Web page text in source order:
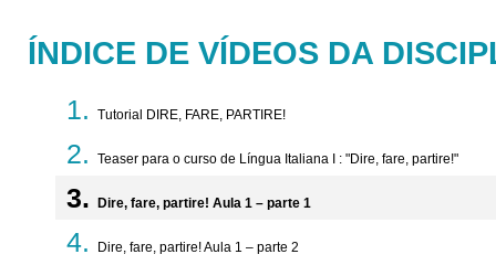
ÍNDICE DE VÍDEOS DA
Tutorial DIRE, FARE, PARTIRE!
Teaser para o curso de Língua Italiana I : "Dire, fare, partire!"
Dire, fare, partire! Aula 1 – parte 1
Dire, fare, partire! Aula 1 – parte 2